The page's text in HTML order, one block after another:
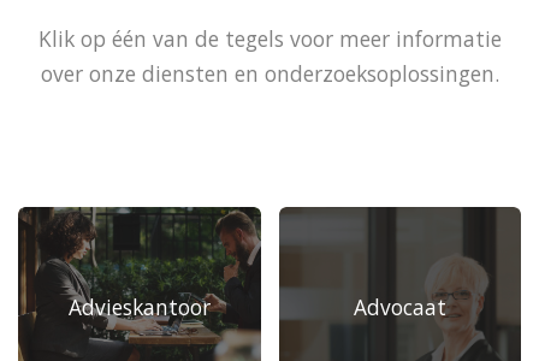
Klik op één van de tegels voor meer informatie
over onze diensten en onderzoeksoplossingen.
Advieskantoor Advocaat